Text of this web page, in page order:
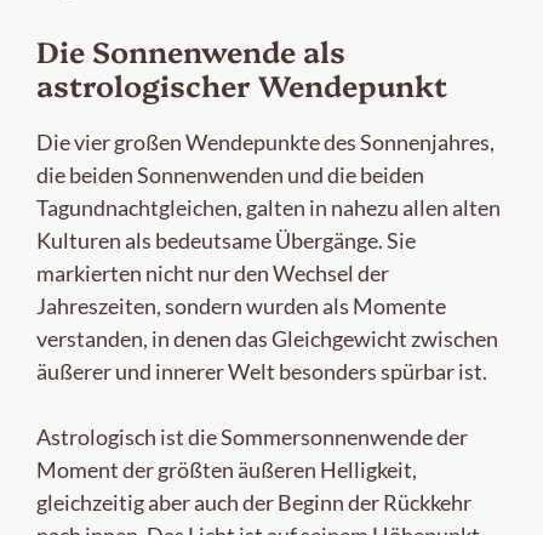
Die Sonnenwende als
astrologischer Wendepunkt
Die vier großen Wendepunkte des Sonnenjahres,
die beiden Sonnenwenden und die beiden
Tagundnachtgleichen, galten in nahezu allen alten
Kulturen als bedeutsame Übergänge. Sie
markierten nicht nur den Wechsel der
Jahreszeiten, sondern wurden als Momente
verstanden, in denen das Gleichgewicht zwischen
äußerer und innerer Welt besonders spürbar ist.
Astrologisch ist die Sommersonnenwende der
Moment der größten äußeren Helligkeit,
gleichzeitig aber auch der Beginn der Rückkehr